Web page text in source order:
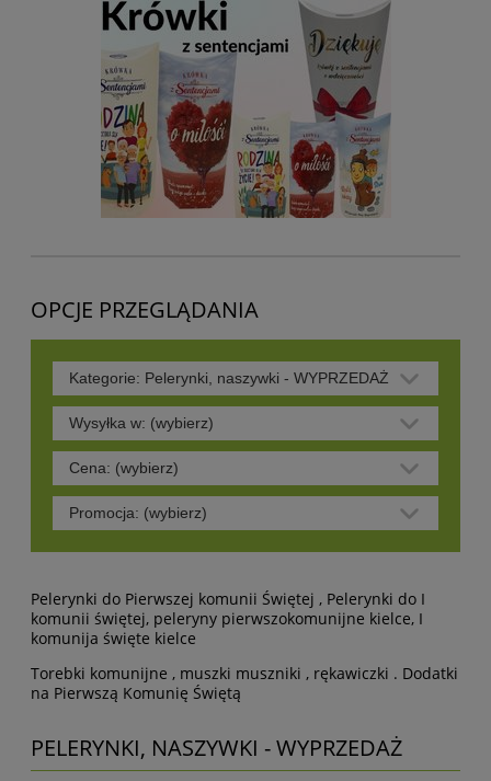
OPCJE PRZEGLĄDANIA
Kategorie: Pelerynki, naszywki - WYPRZEDAŻ
Wysyłka w: (wybierz)
Cena: (wybierz)
Promocja: (wybierz)
Pelerynki do Pierwszej komunii Świętej , Pelerynki do I
komunii świętej, peleryny pierwszokomunijne kielce, I
komunija święte kielce
Torebki komunijne , muszki muszniki , rękawiczki . Dodatki
na Pierwszą Komunię Świętą
PELERYNKI, NASZYWKI - WYPRZEDAŻ